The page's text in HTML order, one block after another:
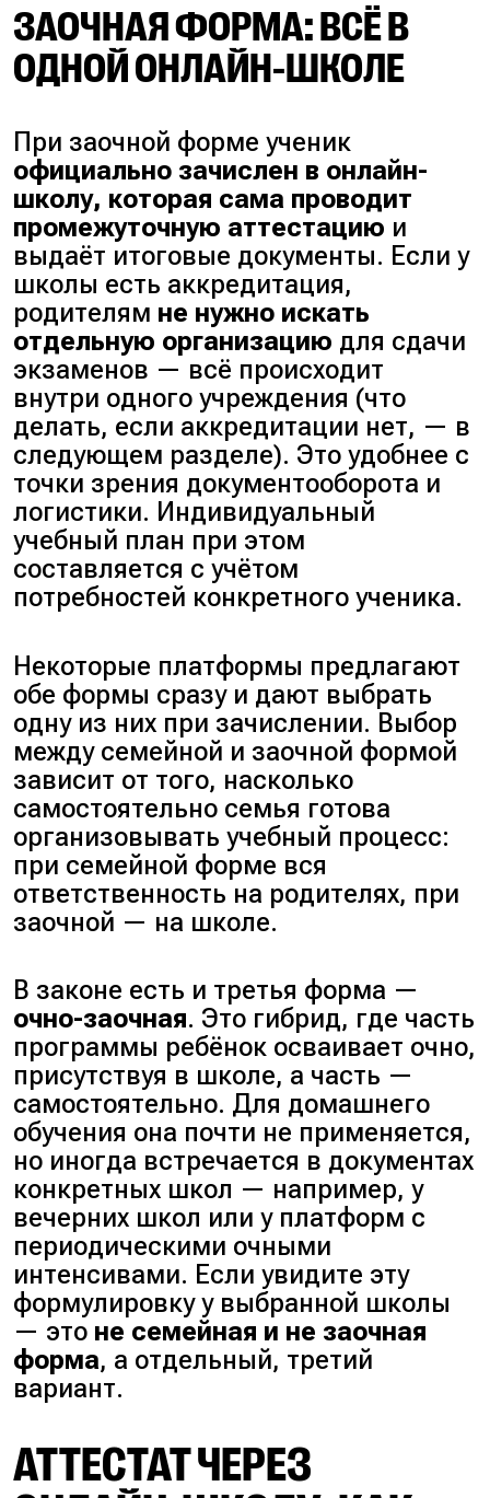
ЗАОЧНАЯ ФОРМА: ВСЁ В
ОДНОЙ ОНЛАЙН-ШКОЛЕ
При заочной форме ученик
официально зачислен в онлайн-
школу, которая сама проводит
промежуточную аттестацию и
выдаёт итоговые документы. Если у
школы есть аккредитация,
родителям не нужно искать
отдельную организацию для сдачи
экзаменов — всё происходит
внутри одного учреждения (что
делать, если аккредитации нет, — в
следующем разделе). Это удобнее с
точки зрения документооборота и
логистики. Индивидуальный
учебный план при этом
составляется с учётом
потребностей конкретного ученика.
Некоторые платформы предлагают
обе формы сразу и дают выбрать
одну из них при зачислении. Выбор
между семейной и заочной формой
зависит от того, насколько
самостоятельно семья готова
организовывать учебный процесс:
при семейной форме вся
ответственность на родителях, при
заочной — на школе.
В законе есть и третья форма —
очно-заочная. Это гибрид, где часть
программы ребёнок осваивает очно,
присутствуя в школе, а часть —
самостоятельно. Для домашнего
обучения она почти не применяется,
но иногда встречается в документах
конкретных школ — например, у
вечерних школ или у платформ с
периодическими очными
интенсивами. Если увидите эту
формулировку у выбранной школы
— это не семейная и не заочная
форма, а отдельный, третий
вариант.
АТТЕСТАТ ЧЕРЕЗ